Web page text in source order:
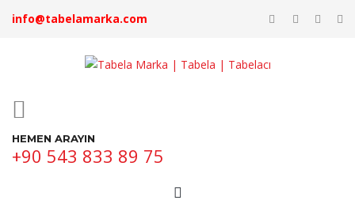
info@tabelamarka.com
HEMEN ARAYIN
+90 543 833 89 75